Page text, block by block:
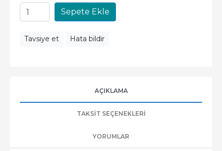
Sepete Ekle
Tavsiye et Hata bildir
AÇIKLAMA
TAKSIT SEÇENEKLERI
YORUMLAR